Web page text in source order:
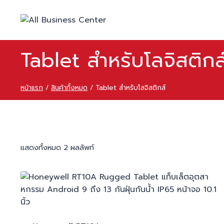
Tablet สำหรับโลจิสติก
หน้าแรก / สินค้าทั้งหมด / Tablet สำหรับโลจิสติกส์
แสดงทั้งหมด 2 ผลลัพท์